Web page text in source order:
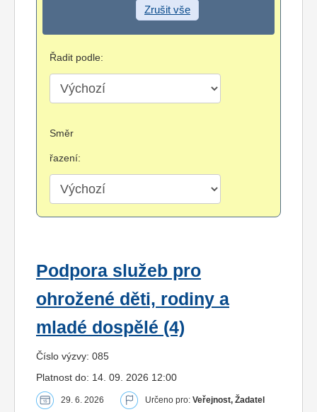
Zrušit vše
Řadit podle:
Směr
řazení:
Podpora služeb pro
ohrožené děti, rodiny a
mladé dospělé (4)
Číslo výzvy: 085
Platnost do: 14. 09. 2026 12:00
29. 6. 2026 Určeno pro: Veřejnost, Žadatel